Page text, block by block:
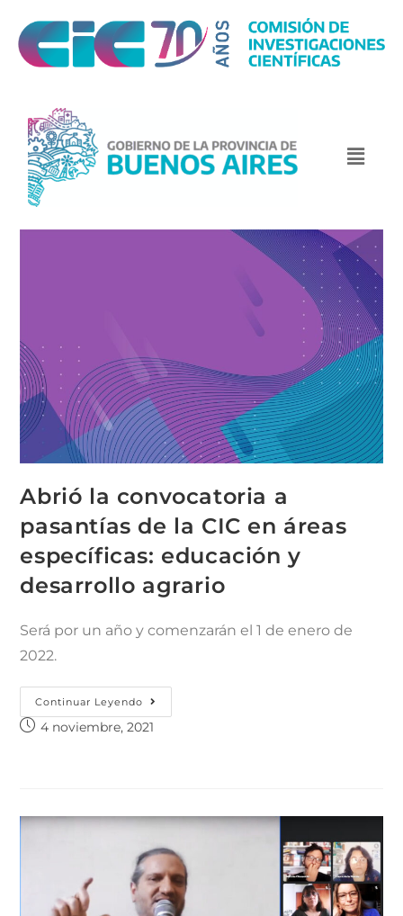
Abrió la convocatoria a
pasantías de la CIC en áreas
específicas: educación y
desarrollo agrario
Será por un año y comenzarán el 1 de enero de
2022.
Continuar Leyendo
4 noviembre, 2021